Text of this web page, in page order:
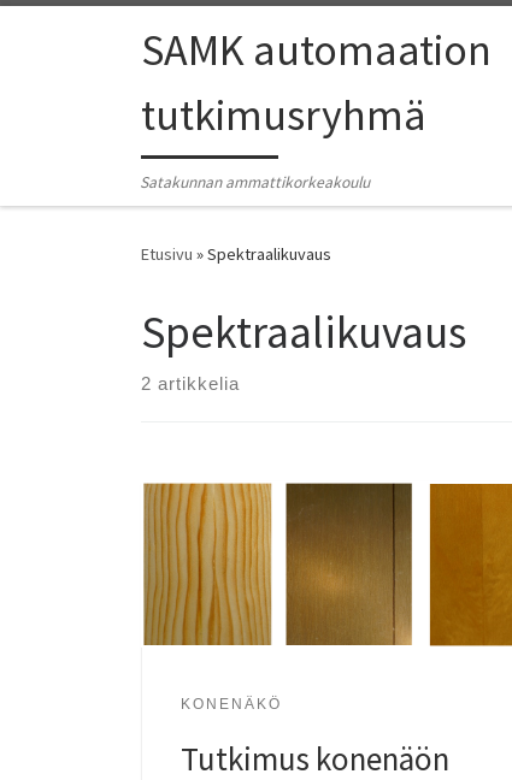
SAMK automaation
tutkimusryhmä
Satakunnan ammattikorkeakoulu
Etusivu »Spektraalikuvaus
Spektraalikuvaus
2 artikkelia
KONENÄKÖ
Tutkimus konenäön